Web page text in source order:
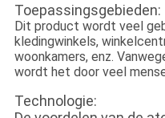
Toepassingsgebieden:
Dit product wordt veel
kledingwinkels,
woonkamers, enz.
wordt het door veel
Technologie: